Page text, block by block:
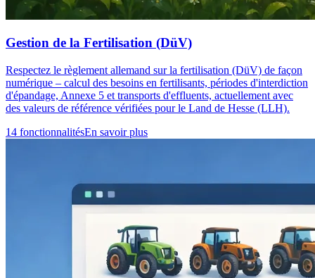
Gestion de la Fertilisation (DüV)
Respectez le règlement allemand sur la fertilisation (DüV) de façon
numérique – calcul des besoins en fertilisants, périodes d'interdiction
d'épandage, Annexe 5 et transports d'effluents, actuellement avec
des valeurs de référence vérifiées pour le Land de Hesse (LLH).
14 fonctionnalitésEn savoir plus